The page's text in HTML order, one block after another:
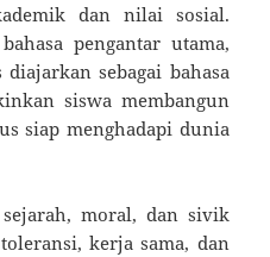
dan nilai sosial.
pengantar utama,
sebagai bahasa
siswa membangun
siap menghadapi dunia
moral, dan sivik
kerja sama, dan